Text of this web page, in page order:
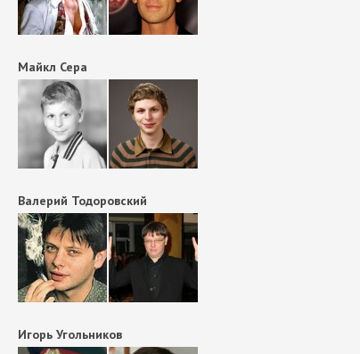
Майкл Сера
Валерий Тодоровский
Игорь Угольников